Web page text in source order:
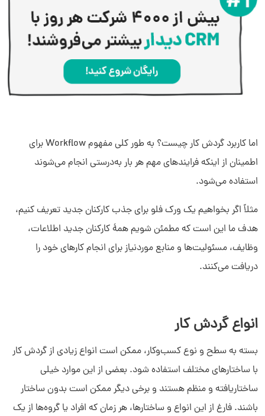
ابزارهای مورد نیاز گردش کار
اما کاربرد گردش کار چیست؟ به طور کلی مفهوم Workflow برای
اطمینان از اینکه فرایندهای مهم هر بار به‌درستی انجام می‌شوند
استفاده می‌شود.
مثلاً اگر بخواهیم یک ورک فلو برای جذب کارکنان جدید تعریف کنیم،
هدف ما این است که مطمئن شویم همۀ کارکنان جدید اطلاعات،
وظایف، مسئولیت‌ها و منابع موردنیاز برای انجام کارهای خود را
دریافت می‌کنند.
انواع گردش کار
بسته به سطح و نوع کسب‌وکار، ممکن است انواع زیادی از گردش کار
با ساختارهای مختلف استفاده شود. بعضی از این موارد خیلی
ساختاریافته و منظم هستند و برخی دیگر ممکن است بدون ساختار
باشند. فارغ از این انواع و ساختارها، هر زمان که افراد یا گروه‌ها از یک